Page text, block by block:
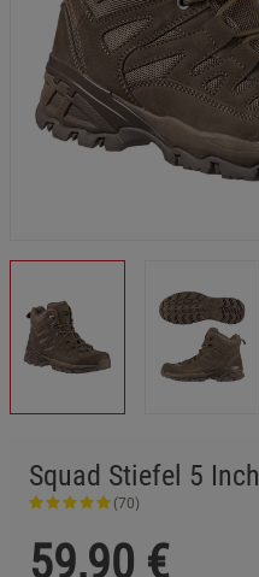
Squad Stiefel 5 Inch
(70)
59,90 €